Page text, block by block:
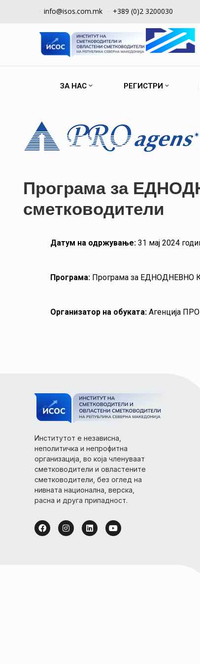
info@isos.com.mk +389 (0)2 3200030
ЗА НАС РЕГИСТРИ
Програма за
сметководители
Датум на одржување: 31 мај 2024
Програма: Програма за ЕДНОДНЕВНО
Организатор на обуката: Агенција
Институтот е независна,
неполитичка и непрофитна
организација, во која членуваат
сметководители и овластените
сметководители, без оглед на
нивната национална, верска,
расна и друга припадност.